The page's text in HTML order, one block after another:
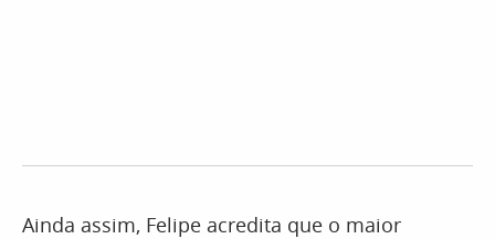
Ainda assim, Felipe acredita que o maior